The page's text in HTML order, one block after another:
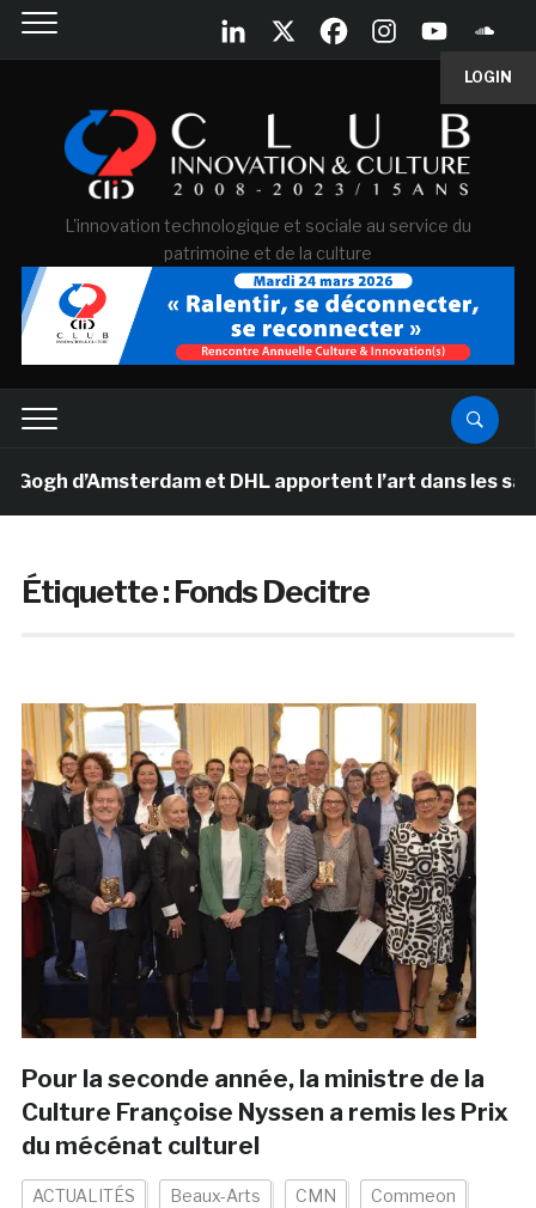
LOGIN
L'innovation technologique et sociale au service du
patrimoine et de la culture
d’Amsterdam et DHL apportent l’art dans les salles
Étiquette :Fonds Decitre
Pour la seconde année, la ministre de la
Culture Françoise Nyssen a remis les Prix
du mécénat culturel
ACTUALITÉS Beaux-Arts CMN Commeon